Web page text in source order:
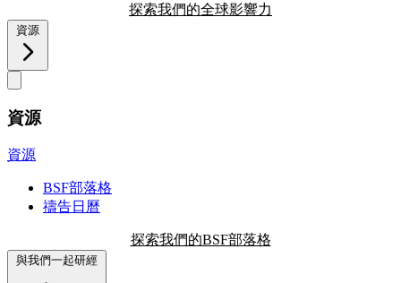
探索我們的全球影響力
資源
資源
資源
BSF部落格
禱告日曆
探索我們的BSF部落格
與我們一起研經